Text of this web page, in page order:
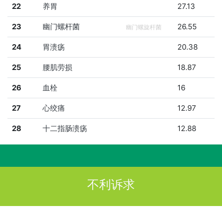
22 养胃 27.13
23 幽门螺杆菌 幽门螺旋杆菌 26.55
24 胃溃疡 20.38
25 腰肌劳损 18.87
26 血栓 16
27 心绞痛 12.97
28 十二指肠溃疡 12.88
不利诉求